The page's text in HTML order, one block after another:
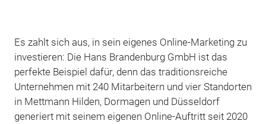
Es zahlt sich aus, in sein eigenes Online-Marketing zu
investieren: Die Hans Brandenburg GmbH ist das
perfekte Beispiel dafür, denn das traditionsreiche
Unternehmen mit 240 Mitarbeitern und vier Standorten
in Mettmann Hilden, Dormagen und Düsseldorf
generiert mit seinem eigenen Online-Auftritt seit 2020